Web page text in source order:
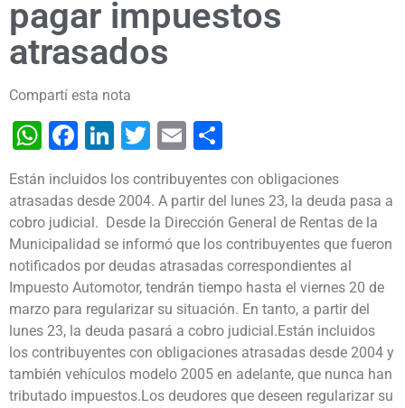
pagar impuestos
atrasados
Compartí esta nota
WhatsApp
Facebook
LinkedIn
Twitter
Email
Están incluidos los contribuyentes con obligaciones
atrasadas desde 2004. A partir del lunes 23, la deuda pasa a
cobro judicial. Desde la Dirección General de Rentas de la
Municipalidad se informó que los contribuyentes que fueron
notificados por deudas atrasadas correspondientes al
Impuesto Automotor, tendrán tiempo hasta el viernes 20 de
marzo para regularizar su situación. En tanto, a partir del
lunes 23, la deuda pasará a cobro judicial.Están incluidos
los contribuyentes con obligaciones atrasadas desde 2004 y
también vehículos modelo 2005 en adelante, que nunca han
tributado impuestos.Los deudores que deseen regularizar su